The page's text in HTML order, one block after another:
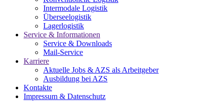
Intermodale Logistik
Überseelogistik
Lagerlogistik
Service & Informationen
Service & Downloads
Mail-Service
Karriere
Aktuelle Jobs & AZS als Arbeitgeber
Ausbildung bei AZS
Kontakte
Impressum & Datenschutz